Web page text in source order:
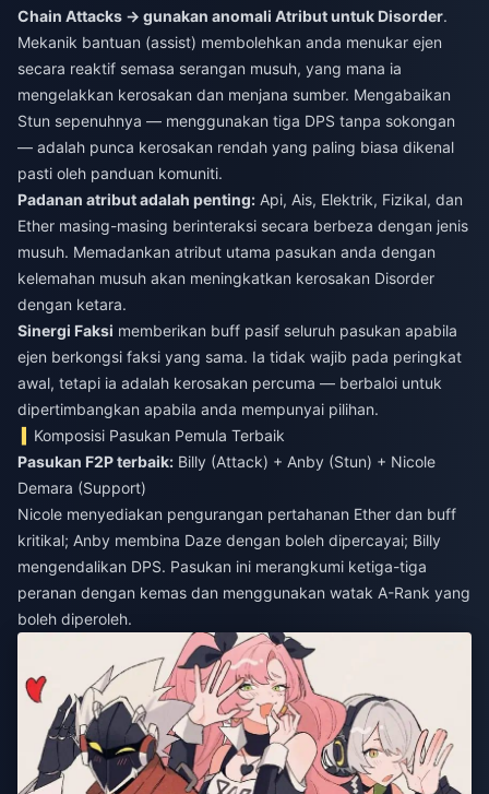
Chain Attacks → gunakan anomali Atribut untuk Disorder.
Mekanik bantuan (assist) membolehkan anda menukar ejen
secara reaktif semasa serangan musuh, yang mana ia
mengelakkan kerosakan dan menjana sumber. Mengabaikan
Stun sepenuhnya — menggunakan tiga DPS tanpa sokongan
— adalah punca kerosakan rendah yang paling biasa dikenal
pasti oleh panduan komuniti.
Padanan atribut adalah penting: Api, Ais, Elektrik, Fizikal, dan
Ether masing-masing berinteraksi secara berbeza dengan jenis
musuh. Memadankan atribut utama pasukan anda dengan
kelemahan musuh akan meningkatkan kerosakan Disorder
dengan ketara.
Sinergi Faksi memberikan buff pasif seluruh pasukan apabila
ejen berkongsi faksi yang sama. Ia tidak wajib pada peringkat
awal, tetapi ia adalah kerosakan percuma — berbaloi untuk
dipertimbangkan apabila anda mempunyai pilihan.
Komposisi Pasukan Pemula Terbaik
Pasukan F2P terbaik: Billy (Attack) + Anby (Stun) + Nicole
Demara (Support)
Nicole menyediakan pengurangan pertahanan Ether dan buff
kritikal; Anby membina Daze dengan boleh dipercayai; Billy
mengendalikan DPS. Pasukan ini merangkumi ketiga-tiga
peranan dengan kemas dan menggunakan watak A-Rank yang
boleh diperoleh.